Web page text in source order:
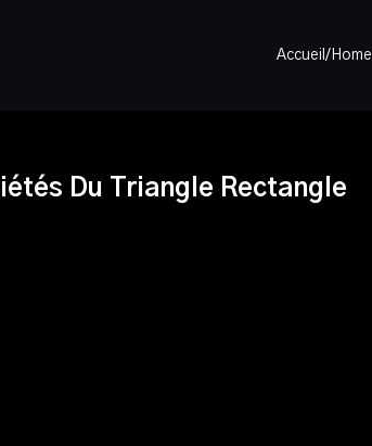
Accueil/Home
Du Triangle Rectangle